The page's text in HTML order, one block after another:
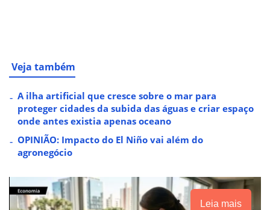
Veja também
A ilha artificial que cresce sobre o mar para
proteger cidades da subida das águas e criar espaço
onde antes existia apenas oceano
OPINIÃO: Impacto do El Niño vai além do
agronegócio
Leia mais